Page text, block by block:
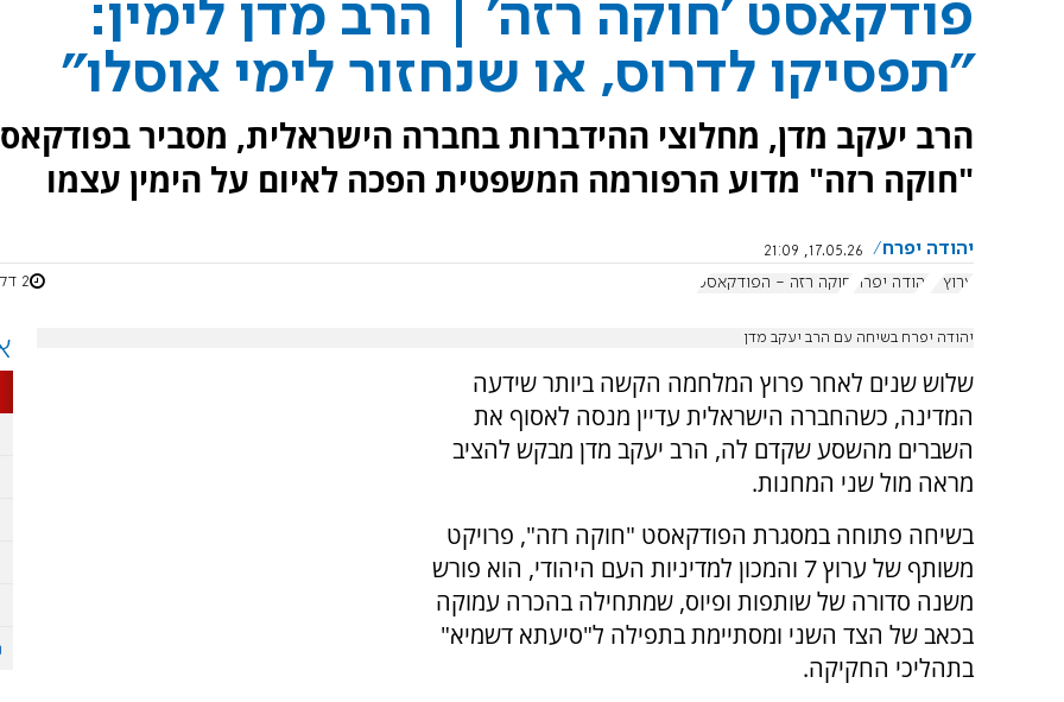
פודקאסט 'חוקה רזה' | הרב מדן לימין:
"תפסיקו לדרוס, או שנחזור לימי אוסלו"
הרב יעקב מדן, מחלוצי ההידברות בחברה הישראלית, מסביר
"חוקה רזה" מדוע הרפורמה המשפטית הפכה לאיום על הימין עצמו
יהודה יפרח
17.05.26, 21:09
ערוץ 7
יהודה יפרח חוקה רזה - הפודקאסט 2 דקות
יהודה יפרח בשיחה עם הרב יעקב מדן
שלוש שנים לאחר פרוץ המלחמה הקשה ביותר שידעה
המדינה, כשהחברה הישראלית עדיין מנסה לאסוף את
השברים מהשסע שקדם לה, הרב יעקב מדן מבקש להציב
מראה מול שני המחנות.
בשיחה פתוחה במסגרת הפודקאסט "חוקה רזה", פרויקט
משותף של ערוץ 7 והמכון למדיניות העם היהודי, הוא פורש
משנה סדורה של שותפות ופיוס, שמתחילה בהכרה עמוקה
בכאב של הצד השני ומסתיימת בתפילה ל"סיעתא דשמיא"
בתהליכי החקיקה.